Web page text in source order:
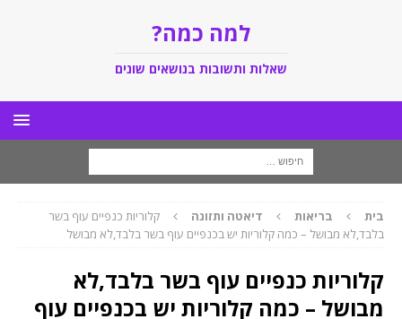
למה כמה?
שאלות ותשובות בנושאים שונים
בית בריאות דיאטה ותזונה
קלוריות כנפיים עוף בשר
בלבד,לא מבושל – כמה קלוריות יש בכנפיים עוף בשר בלבד,לא מבושל
קלוריות כנפיים עוף בשר בלבד,לא
מבושל – כמה קלוריות יש בכנפיים עוף